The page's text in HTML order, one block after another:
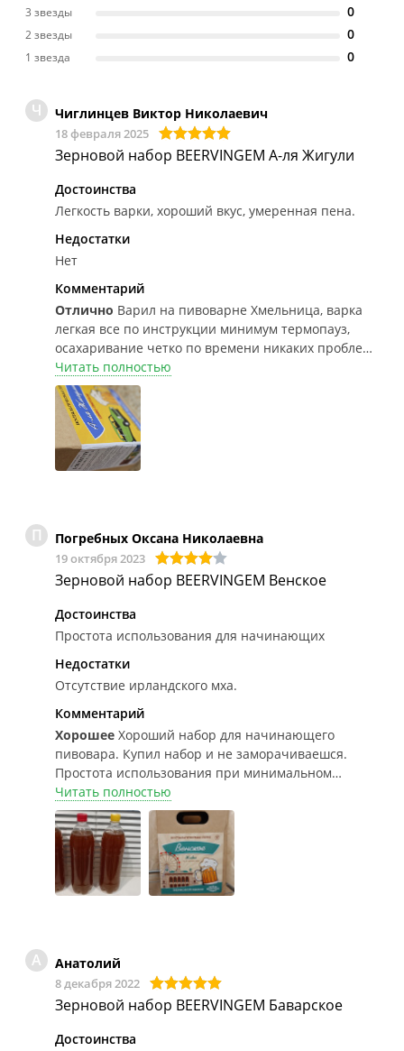
3 звезды 0
2 звезды 0
1 звезда 0
Ч Чиглинцев Виктор Николаевич
18 февраля 2025
Зерновой набор BEERVINGEM А-ля Жигули
Достоинства
Легкость варки, хороший вкус, умеренная пена.
Недостатки
Нет
Комментарий
Отлично Варил на пивоварне Хмельница, варка
легкая все по инструкции минимум термопауз,
осахаривание четко по времени никаких проблем,
сусло на выходе получилось хорошего золотистого
цвета, сбраживалось около 12 дней, затем розлив,
дозревание и карбонизация, на выходе
прекрасное пиво около 4% алкоголя, все ок. Не
совсем жигулевское по вкусу, но и название - А-ля
жигули, легкое хорошее пиво. Разливал в литровые
Читать полностью
П Погребных Оксана Николаевна
19 октября 2023
Зерновой набор BEERVINGEM Венское
Достоинства
Простота использования для начинающих
Недостатки
Отсутствие ирландского мха.
Комментарий
Хорошее Хороший набор для начинающего
пивовара. Купил набор и не заморачиваешся.
Простота использования при минимальном
наличии оборудования. Хорошо бы в набор
добавить ирландский мох (пиво получается
мутноватым), у многих других производителей
аналогичных наборов он в комплекте. В целом
пиво получилось хорошее, вкус насыщенный, цвет
приятный, но чистота (прозрачность) не очень. К
Читать полностью
А Анатолий
8 декабря 2022
Зерновой набор BEERVINGEM Баварское
Достоинства